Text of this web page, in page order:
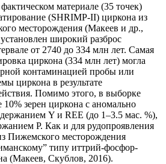
материале (35 точек)
(SHRIMP-II) циркона из
месторождения (Макеев и др.,
широкий разброс
от 2740 до 334 млн лет. Самая
циркона (334 млн лет) могла
контаминацией пробы или
циркона в результате
Помимо этого, в выборке
10% зерен циркона с аномально
Y и REE (до 1–3.5 мас. %),
Р. Как и для рудопроявления
Пижемского месторождения
типу иттрий-фосфор-
(Макеев, Скублов, 2016).